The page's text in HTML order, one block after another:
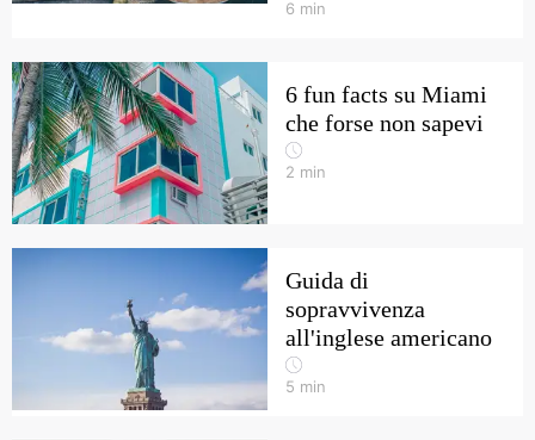
6 min
6 fun facts su Miami
che forse non sapevi
2 min
Guida di
sopravvivenza
all'inglese americano
5 min